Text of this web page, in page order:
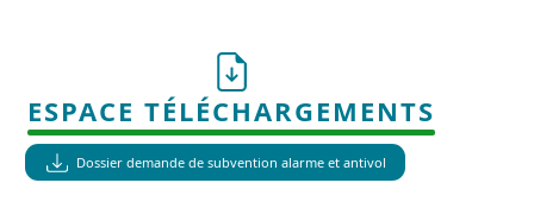
ESPACE TÉLÉCHARGEMENTS
Dossier demande de subvention alarme et antivol